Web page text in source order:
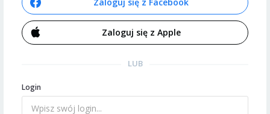
Zaloguj się z Apple
LUB
Login